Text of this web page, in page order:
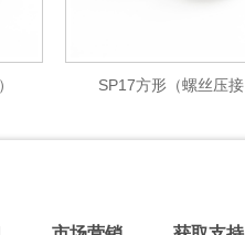
SP17方形（螺丝压接）